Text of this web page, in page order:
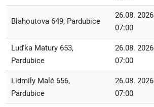
Blahoutova 649, Pardubice
26.08. 2026
07:00
Luďka Matury 653,
Pardubice
26.08. 2026
07:00
Lidmily Malé 656,
Pardubice
26.08. 2026
07:00